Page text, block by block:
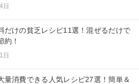
日
だけの貧乏レシピ11選！混ぜるだけで
約！
日
量消費できる人気レシピ27選！簡単＆